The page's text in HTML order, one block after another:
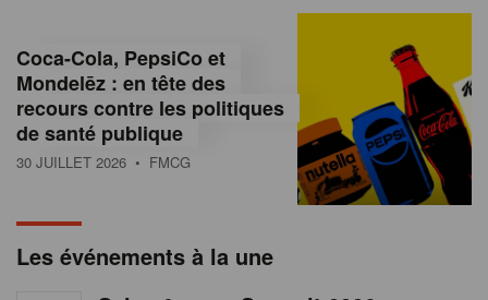
e
e
a
Coca-Cola, PepsiCo et
Mondelēz : en tête des
recours contre les politiques
de santé publique
30 JUILLET 2026 • FMCG
Les événements à la une